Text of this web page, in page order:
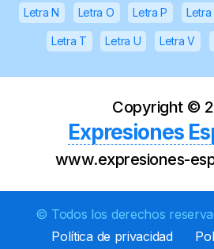
Letra N Letra O Letra P Letra
Letra T Letra U Letra V
Copyright ©
Expresiones
www.expresiones-
© Todos los derechos
Política de privacidad